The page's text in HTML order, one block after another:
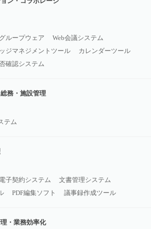
グループウェア
Web会議システム
ジマネジメントツール
カレンダーツール
確認システム
務・施設管理
テム
電子契約システム
文書管理システム
PDF編集ソフト 議事録作成ツール
・業務効率化